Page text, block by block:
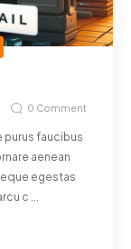
0 Comment
faucibus
aenean
egestas
c ...